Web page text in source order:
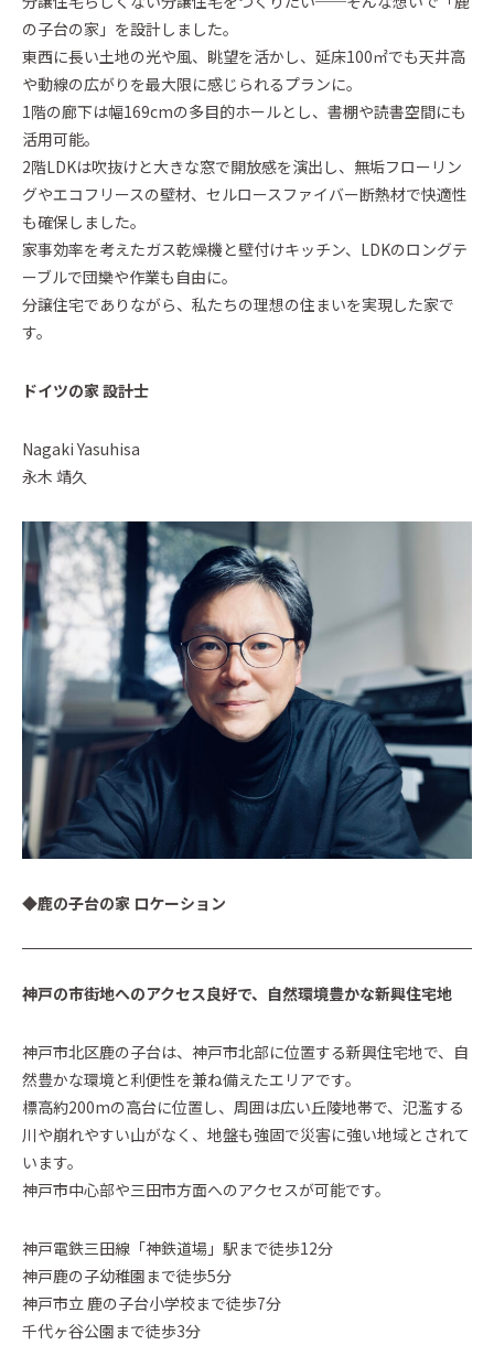
の子台の家」を設計しました。
東西に長い土地の光や風、眺望を活かし、延床100㎡でも天井高
や動線の広がりを最大限に感じられるプランに。
1階の廊下は幅169cmの多目的ホールとし、書棚や読書空間にも
活用可能。
2階LDKは吹抜けと大きな窓で開放感を演出し、無垢フローリン
グやエコフリースの壁材、セルロースファイバー断熱材で快適性
も確保しました。
家事効率を考えたガス乾燥機と壁付けキッチン、LDKのロングテ
ーブルで団欒や作業も自由に。
分譲住宅でありながら、私たちの理想の住まいを実現した家で
す。
ドイツの家 設計士
Nagaki Yasuhisa
永木 靖久
◆鹿の子台の家 ロケーション
神戸の市街地へのアクセス良好で、自然環境豊かな新興住宅地
神戸市北区鹿の子台は、神戸市北部に位置する新興住宅地で、自
然豊かな環境と利便性を兼ね備えたエリアです。
標高約200mの高台に位置し、周囲は広い丘陵地帯で、氾濫する
川や崩れやすい山がなく、地盤も強固で災害に強い地域とされて
います。
神戸市中心部や三田市方面へのアクセスが可能です。
神戸電鉄三田線「神鉄道場」駅まで徒歩12分
神戸鹿の子幼稚園まで徒歩5分
神戸市立 鹿の子台小学校まで徒歩7分
千代ヶ谷公園まで徒歩3分